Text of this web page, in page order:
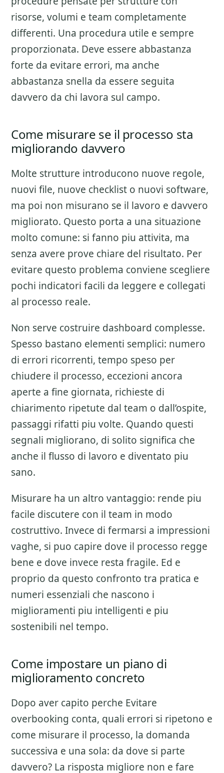
risorse, volumi e team completamente
differenti. Una procedura utile e sempre
proporzionata. Deve essere abbastanza
forte da evitare errori, ma anche
abbastanza snella da essere seguita
davvero da chi lavora sul campo.
Come misurare se il processo sta
migliorando davvero
Molte strutture introducono nuove regole,
nuovi file, nuove checklist o nuovi software,
ma poi non misurano se il lavoro e davvero
migliorato. Questo porta a una situazione
molto comune: si fanno piu attivita, ma
senza avere prove chiare del risultato. Per
evitare questo problema conviene scegliere
pochi indicatori facili da leggere e collegati
al processo reale.
Non serve costruire dashboard complesse.
Spesso bastano elementi semplici: numero
di errori ricorrenti, tempo speso per
chiudere il processo, eccezioni ancora
aperte a fine giornata, richieste di
chiarimento ripetute dal team o dall’ospite,
passaggi rifatti piu volte. Quando questi
segnali migliorano, di solito significa che
anche il flusso di lavoro e diventato piu
sano.
Misurare ha un altro vantaggio: rende piu
facile discutere con il team in modo
costruttivo. Invece di fermarsi a impressioni
vaghe, si puo capire dove il processo regge
bene e dove invece resta fragile. Ed e
proprio da questo confronto tra pratica e
numeri essenziali che nascono i
miglioramenti piu intelligenti e piu
sostenibili nel tempo.
Come impostare un piano di
miglioramento concreto
Dopo aver capito perche Evitare
overbooking conta, quali errori si ripetono e
come misurare il processo, la domanda
successiva e una sola: da dove si parte
davvero? La risposta migliore non e fare